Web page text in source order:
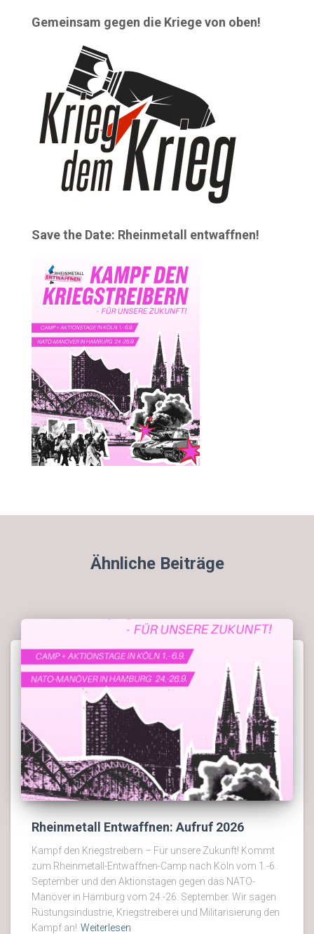
Gemeinsam gegen die Kriege von oben!
Save the Date: Rheinmetall entwaffnen!
Ähnliche Beiträge
Rheinmetall Entwaffnen: Aufruf 2026
Kampf den Kriegstreibern – Für unsere Zukunft! Kommt
zum Rheinmetall-Entwaffnen-Camp nach Köln vom 1.-6.
September und den Aktionstagen gegen das NATO-
Manöver in Hamburg vom 24.-26. September. Wir sagen
Rüstungsindustrie, Kriegstreiberei und Militarisierung den
Kampf an! Weiterlesen